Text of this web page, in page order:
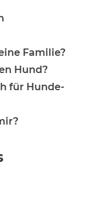
Familie?
Hund?
für Hunde-